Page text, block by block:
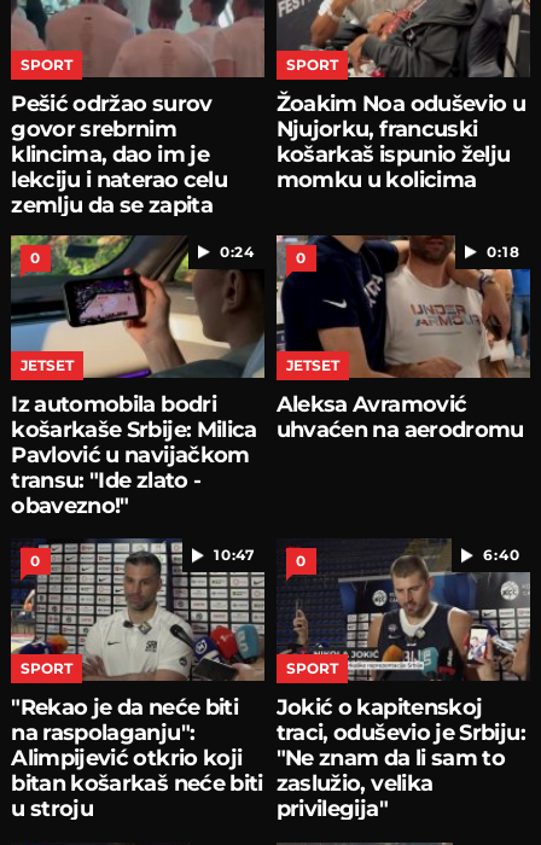
SPORT
Pešić održao surov
govor srebrnim
klincima, dao im je
lekciju i naterao celu
zemlju da se zapita
SPORT
Žoakim Noa oduševio u
Njujorku, francuski
košarkaš ispunio želju
momku u kolicima
0:24
0
JETSET
Iz automobila bodri
košarkaše Srbije: Milica
Pavlović u navijačkom
transu: "Ide zlato -
obavezno!"
0:18
0
JETSET
Aleksa Avramović
uhvaćen na aerodromu
10:47
0
SPORT
"Rekao je da neće biti
na raspolaganju":
Alimpijević otkrio koji
bitan košarkaš neće biti
u stroju
6:40
0
SPORT
Jokić o kapitenskoj
traci, oduševio je Srbiju:
"Ne znam da li sam to
zaslužio, velika
privilegija"